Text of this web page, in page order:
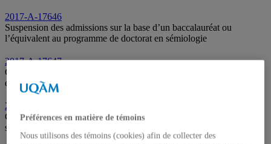
2017-A-17646
Suspension des admissions sur la base d’un baccalauréat ou
l’équivalent au programme de doctorat en sémiologie
2017-A-17647
Création du programme court de deuxième cycle en systèmes
embarqués
2017-A-17648
Création du programme court de deuxième cycle avancé en
systèmes embarqués
Préférences en matière de témoins
Nous utilisons des témoins (cookies) afin de collecter des